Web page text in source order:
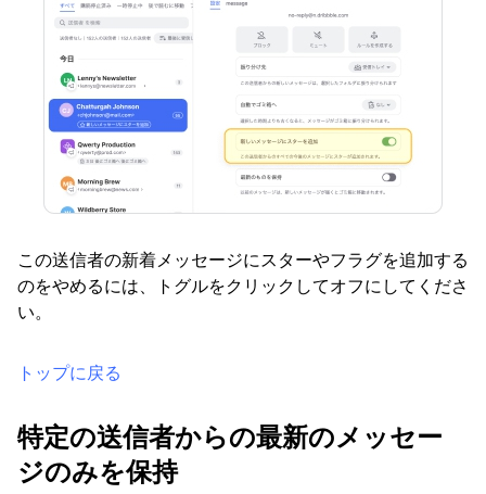
この送信者の新着メッセージにスターやフラグを追加する
のをやめるには、トグルをクリックしてオフにしてくださ
い。
トップに戻る
特定の送信者からの最新のメッセー
ジのみを保持